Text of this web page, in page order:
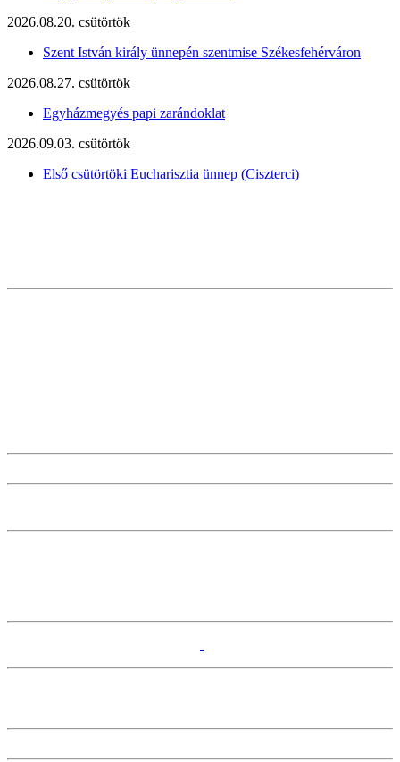
2026.08.20. csütörtök
Szent István király ünnepén szentmise Székesfehérváron
2026.08.27. csütörtök
Egyházmegyés papi zarándoklat
2026.09.03. csütörtök
Első csütörtöki Eucharisztia ünnep (Ciszterci)